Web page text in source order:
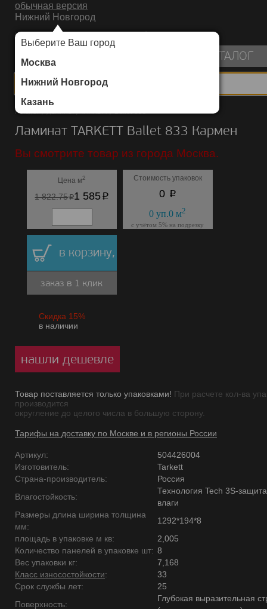
обычная версия
Нижний Новгород
Выберите Ваш город
Москва
Нижний Новгород
Казань
ИНТЕРНЕТ-МАГАЗИН НАПОЛЬНЫХ ПОКРЫТИЙ
КАТАЛОГ
Каталог/Ламинат/TARKETT/Ballet 833
Ламинат TARKETT Ballet 833 Кармен
Вы смотрите товар из города Москва.
Цена м2
1 822.75p1 585p
Стоимость упаковок
0 p
0 уп.0 м2
с учётом 5% на подрезку
в корзину,
заказ в 1 клик
Скидка 15%
в наличии
нашли дешевле
Товар поставляется только упаковками! При расчете кол-ва
производится
округление до целого числа в большую сторону.
Тарифы на доставку по Москве и в регионы России
Артикул:
504426004
Изготовитель:
Tarkett
Страна-производитель:
Россия
Влагостойкость:
Технология Tech 3S-
влаги
Размеры длина ширина толщина
мм:
1292*194*8
площадь в упаковке м кв:
2,005
Количество панелей в упаковке шт: 8
Вес упаковки кг:
7,168
Класс износостойкости:
33
Срок службы лет:
25
Поверхность:
Глубокая выразительная